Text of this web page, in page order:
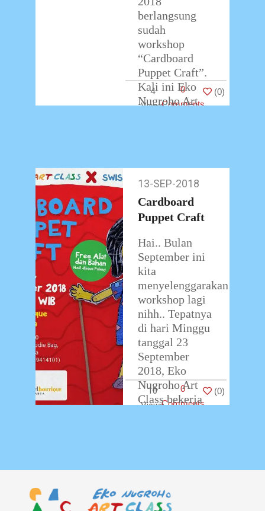
berlangsung
sudah
workshop
“Cardboard
Puppet Craft”.
Kali ini Eko
Nugroho Art
Hotel dalam
menggelar
kegiatan seni
…
4
0
Comments
(0)
13-
Sep-
2018
13-SEP-2018
Cardboard
Puppet Craft
Hai.. Bulan
September ini
kita
menyelenggarakan
workshop lagi
nihh.. Tepatnya
di hari Minggu
tanggal 23
September
2018, Eko
Nugroho Art
Class bekerja
…
10
0
Comments
(0)